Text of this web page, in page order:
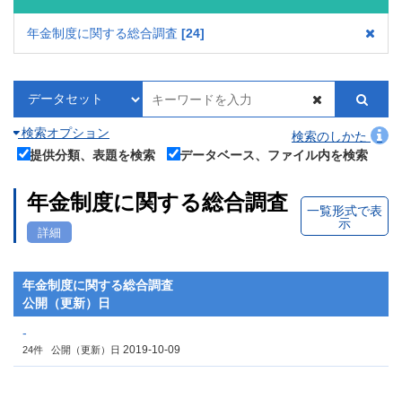
年金制度に関する総合調査 24
検索オプション
検索のしかた
提供分類、表題を検索
データベース、ファイル内を検索
年金制度に関する総合調査
詳細
一覧形式で表
示
年金制度に関する総合調査
公開（更新）日
-
24件 公開（更新）日 2019-10-09